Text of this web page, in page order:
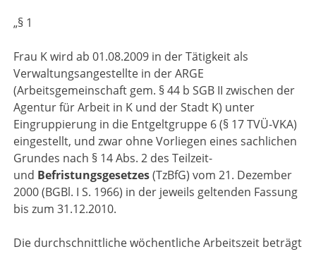
„§ 1
Frau K wird ab 01.08.2009 in der Tätigkeit als
Verwaltungsangestellte in der ARGE
(Arbeitsgemeinschaft gem. § 44 b SGB II zwischen der
Agentur für Arbeit in K und der Stadt K) unter
Eingruppierung in die Entgeltgruppe 6 (§ 17 TVÜ-VKA)
eingestellt, und zwar ohne Vorliegen eines sachlichen
Grundes nach § 14 Abs. 2 des Teilzeit-
und Befristungsgesetzes(TzBfG) vom 21. Dezember
2000 (BGBl. I S. 1966) in der jeweils geltenden Fassung
bis zum 31.12.2010.
Die durchschnittliche wöchentliche Arbeitszeit beträgt